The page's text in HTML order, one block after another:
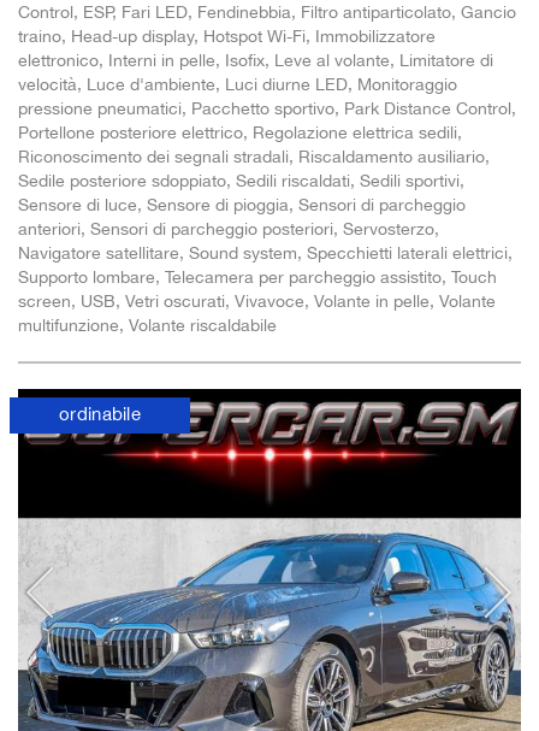
Control, ESP, Fari LED, Fendinebbia, Filtro antiparticolato, Gancio
traino, Head-up display, Hotspot Wi-Fi, Immobilizzatore
elettronico, Interni in pelle, Isofix, Leve al volante, Limitatore di
velocità, Luce d'ambiente, Luci diurne LED, Monitoraggio
pressione pneumatici, Pacchetto sportivo, Park Distance Control,
Portellone posteriore elettrico, Regolazione elettrica sedili,
Riconoscimento dei segnali stradali, Riscaldamento ausiliario,
Sedile posteriore sdoppiato, Sedili riscaldati, Sedili sportivi,
Sensore di luce, Sensore di pioggia, Sensori di parcheggio
anteriori, Sensori di parcheggio posteriori, Servosterzo,
Navigatore satellitare, Sound system, Specchietti laterali elettrici,
Supporto lombare, Telecamera per parcheggio assistito, Touch
screen, USB, Vetri oscurati, Vivavoce, Volante in pelle, Volante
multifunzione, Volante riscaldabile
ordinabile